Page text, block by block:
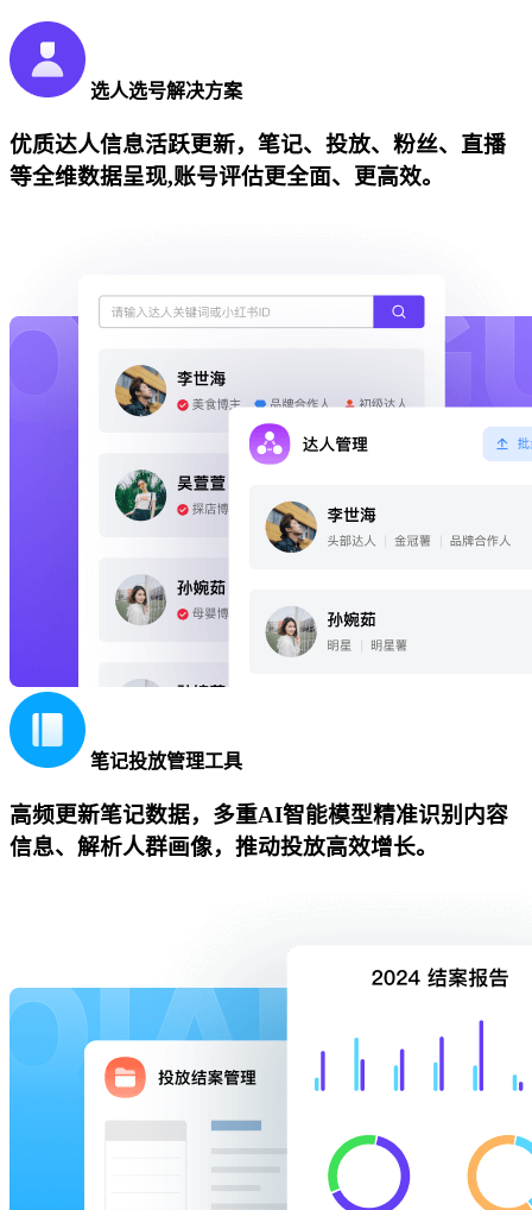
选人选号解决方案
优质达人信息活跃更新，笔记、投放、粉丝、直播
等全维数据呈现,账号评估更全面、更高效。
笔记投放管理工具
高频更新笔记数据，多重AI智能模型精准识别内容
信息、解析人群画像，推动投放高效增长。